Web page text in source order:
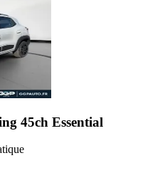
45ch Essential